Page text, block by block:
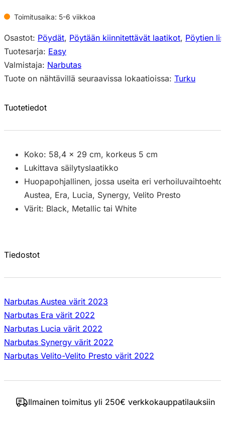
Toimitusaika: 5-6 viikkoa
Osastot: Pöydät, Pöytään kiinnitettävät laatikot, Pöytien
Tuotesarja: Easy
Valmistaja: Narbutas
Tuote on nähtävillä seuraavissa lokaatioissa: Turku
Tuotetiedot
Koko: 58,4 x 29 cm, korkeus 5 cm
Lukittava säilytyslaatikko
Huopapohjallinen, jossa useita eri
Austea, Era, Lucia, Synergy, Velito Presto
Värit: Black, Metallic tai White
Tiedostot
Narbutas Austea värit 2023
Narbutas Era värit 2022
Narbutas Lucia värit 2022
Narbutas Synergy värit 2022
Narbutas Velito-Velito Presto värit 2022
Ilmainen toimitus yli 250€ verkkokauppatilauksiin